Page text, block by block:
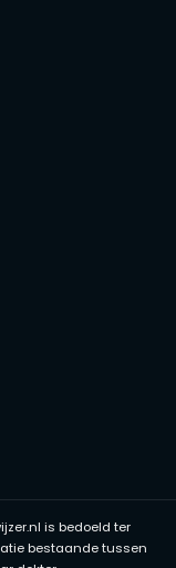
is bedoeld ter
bestaande tussen